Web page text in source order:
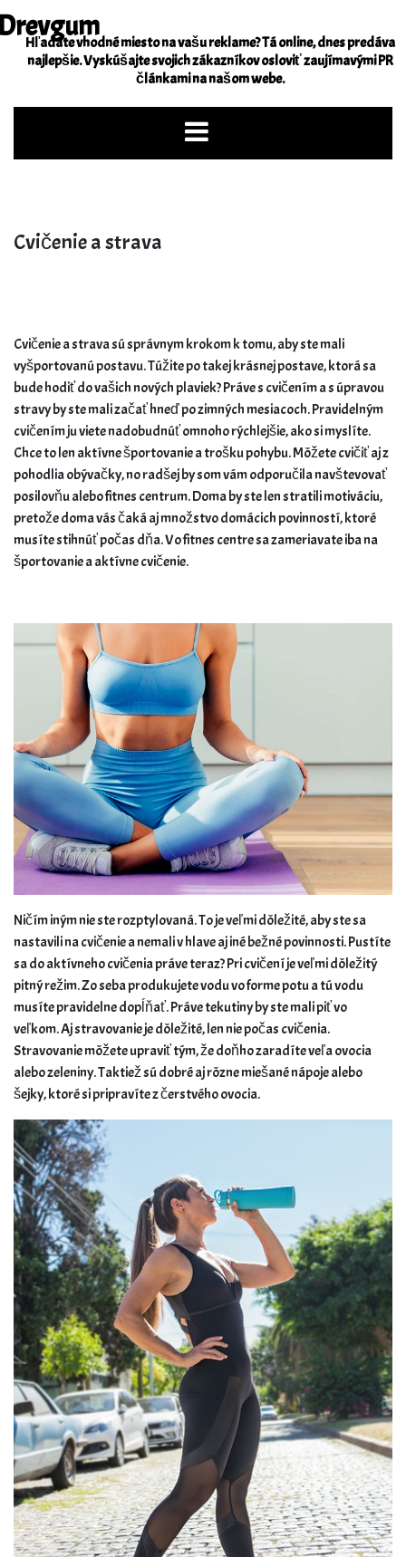
Skip
to
content
Hľadáte vhodné miesto na vašu reklame? Tá online, dnes predáva
najlepšie. Vyskúšajte svojich zákazníkov osloviť zaujímavými PR
článkami na našom webe.
Cvičenie a strava
Cvičenie a strava sú správnym krokom k tomu, aby ste mali
vyšportovanú postavu. Túžite po takej krásnej postave, ktorá sa
bude hodiť do vašich nových plaviek? Práve s cvičením a s úpravou
stravy by ste mali začať hneď po zimných mesiacoch. Pravidelným
cvičením ju viete nadobudnúť omnoho rýchlejšie, ako si myslíte.
Chce to len aktívne športovanie a trošku pohybu. Môžete cvičiť aj z
pohodlia obývačky, no radšej by som vám odporučila navštevovať
posilovňu alebo fitnes centrum. Doma by ste len stratili motiváciu,
pretože doma vás čaká aj množstvo domácich povinností, ktoré
musíte stihnúť počas dňa. Vo fitnes centre sa zameriavate iba na
športovanie a aktívne cvičenie.
Ničím iným nie ste rozptylovaná. To je veľmi dôležité, aby ste sa
nastavili na cvičenie a nemali v hlave aj iné bežné povinnosti. Pustíte
sa do aktívneho cvičenia práve teraz? Pri cvičení je veľmi dôležitý
pitný režim. Zo seba produkujete vodu vo forme potu a tú vodu
musíte pravidelne dopĺňať. Práve tekutiny by ste mali piť vo
veľkom. Aj stravovanie je dôležité, len nie počas cvičenia.
Stravovanie môžete upraviť tým, že doňho zaradíte veľa ovocia
alebo zeleniny. Taktiež sú dobré aj rôzne miešané nápoje alebo
šejky, ktoré si pripravíte z čerstvého ovocia.